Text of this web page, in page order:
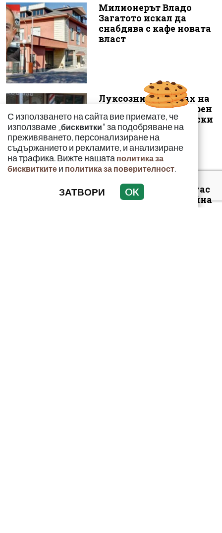
Милионерът Владо
Загатото искал да
снабдява с кафе новата
власт
Луксозният майбах на
Митьо Очите опожарен
заради балони с райски
газ
Арестуваният в Бургас
наркобарон от Украйна
ръководел 14 фабрики
С използването на сайта вие приемате, че
използваме „бисквитки" за подобряване на
преживяването, персонализиране на
съдържанието и рекламите, и анализиране
на трафика. Вижте нашата политика за
бисквитките и политика за поверителност.
ЗАТВОРИ OK